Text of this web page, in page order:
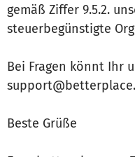
gemäß Ziffer 9.5.2.
steuerbegünstigte
Bei Fragen könnt Ihr
Beste Grüße